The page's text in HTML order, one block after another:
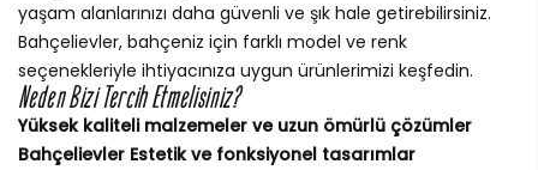
yaşam alanlarınızı daha güvenli ve şık hale getirebilirsiniz.
Bahçelievler, bahçeniz için farklı model ve renk
seçenekleriyle ihtiyacınıza uygun ürünlerimizi keşfedin.
Neden Bizi Tercih Etmelisiniz?
Yüksek kaliteli malzemeler ve uzun ömürlü çözümler
Bahçelievler Estetik ve fonksiyonel tasarımlar